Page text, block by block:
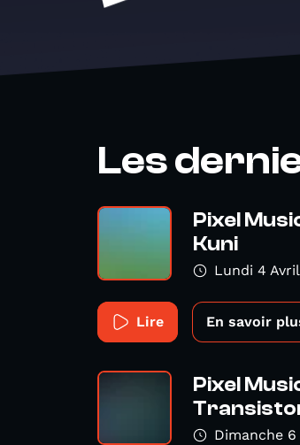
Les
Pixel
Kuni
Lundi 4 Avril
Lire En savoir
Pixel
Dimanche 6